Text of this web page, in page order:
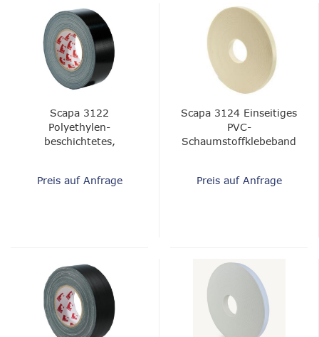
Scapa 3122
Polyethylen-
beschichtetes,
Preis auf Anfrage
Scapa 3124 Einseitiges
PVC-
Schaumstoffklebeband
Preis auf Anfrage